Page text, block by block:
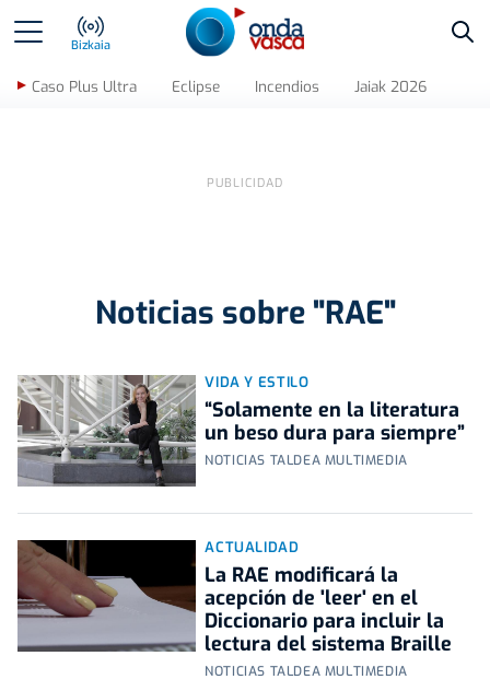
Bizkaia
Caso Plus Ultra Eclipse Incendios Jaiak 2026
Noticias sobre "RAE"
VIDA Y ESTILO
“Solamente en la literatura
un beso dura para siempre”
NOTICIAS TALDEA MULTIMEDIA
ACTUALIDAD
La RAE modificará la
acepción de 'leer' en el
Diccionario para incluir la
lectura del sistema Braille
NOTICIAS TALDEA MULTIMEDIA